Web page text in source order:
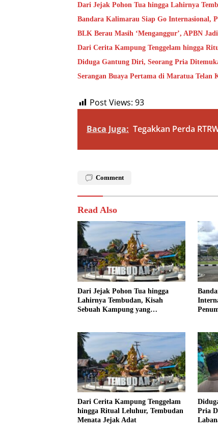
Dari Jejak Pohon Tua hingga Lahirnya
Bandara Kalimarau Siap Go Internasional,
BLK Berau Masih ‘Menganggur’, APBN
Dari Cerita Kampung Tenggelam hingga
Diduga Gantung Diri, Seorang Pria
Serangan Buaya Pertama di Maratua Telan
Post Views: 93
Baca Juga: Tegakkan Perda
Comment
Read Also
Dari Jejak Pohon Tua hingga
Lahirnya Tembudan, Kisah
Sebuah Kampung yang
Dari Cerita Kampung Tenggelam
hingga Ritual Leluhur, Tembudan
Menata Jejak Adat
Pria